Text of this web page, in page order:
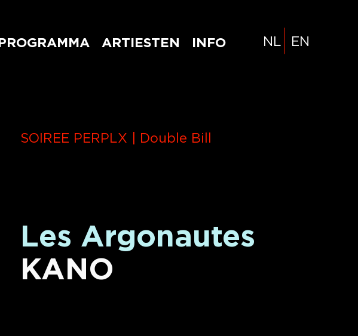
PROGRAMMA ARTIESTEN INFO EN
NL
SOIREE PERPLX | Double Bill
Les Argonautes
KANO